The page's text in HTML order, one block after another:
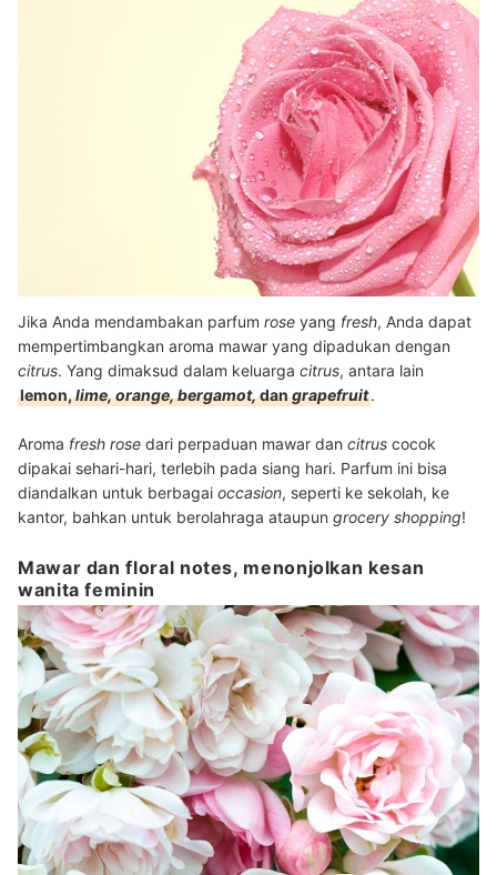
Jika Anda mendambakan parfum rose yang fresh, Anda dapat
mempertimbangkan aroma mawar yang dipadukan dengan
citrus. Yang dimaksud dalam keluarga citrus, antara lain
lemon,lime, orange, bergamot,dangrapefruit.
Aroma fresh rose dari perpaduan mawar dan citrus cocok
dipakai sehari-hari, terlebih pada siang hari. Parfum ini bisa
diandalkan untuk berbagai occasion, seperti ke sekolah, ke
kantor, bahkan untuk berolahraga ataupun grocery shopping!
Mawar dan floral notes, menonjolkan kesan
wanita feminin